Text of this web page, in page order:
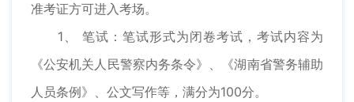
准考证方可进入考场。
1、 笔试：笔试形式为闭卷考试，考试内容为
《公安机关人民警察内务条令》、《湖南省警务辅助
人员条例》、公文写作等，满分为100分。